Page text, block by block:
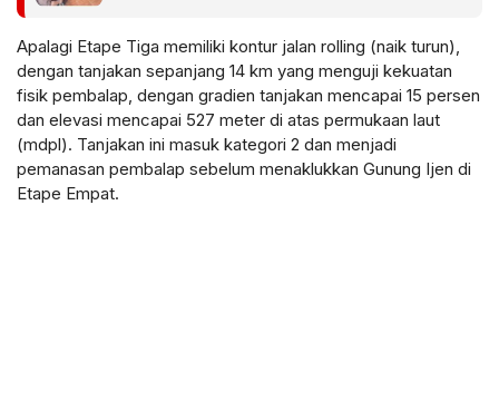
Apalagi Etape Tiga memiliki kontur jalan rolling (naik turun),
dengan tanjakan sepanjang 14 km yang menguji kekuatan
fisik pembalap, dengan gradien tanjakan mencapai 15 persen
dan elevasi mencapai 527 meter di atas permukaan laut
(mdpl). Tanjakan ini masuk kategori 2 dan menjadi
pemanasan pembalap sebelum menaklukkan Gunung Ijen di
Etape Empat.